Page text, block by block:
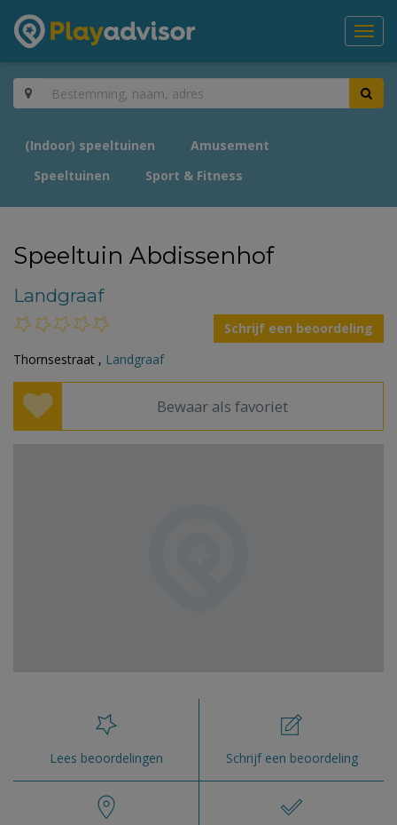
(Indoor) speeltuinen
Amusement
Speeltuinen
Sport & Fitness
Speeltuin Abdissenhof
Landgraaf
Schrijf een beoordeling
Thornsestraat , Landgraaf
Bewaar als favoriet
Lees beoordelingen Schrijf een beoordeling